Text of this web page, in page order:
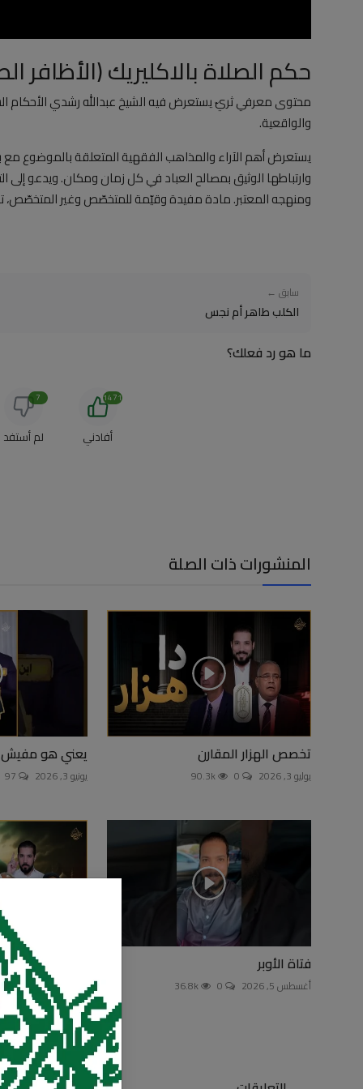
حكم الصلاة بالاكليريك
محتوى معرفي ثريّ يستعرض فيه الشيخ عبدالله رشدي الأحكام
والواقعية.
يستعرض أهم الآراء والمذاهب الفقهية المتعلقة بالموضوع مع
وارتباطها الوثيق بمصالح العباد في كل زمان ومكان. ويدعو إلى
ومنهجه المعتبر. مادة مفيدة وقيّمة للمتخصّص وغير المتخصّص،
سابق ←
الكلب طاهر أم نجس
ما هو رد فعلك؟
أفادني
1471
لم أستفد
7
المنشورات ذات الصلة
تخصص الهزار المقارن
يوليو 3, 2026
يعني هو مفيش
يونيو 3, 2026 97
فتاة الأوبر
أغسطس 5, 2026
بنت الوردي
يوليو 17, 2026 90